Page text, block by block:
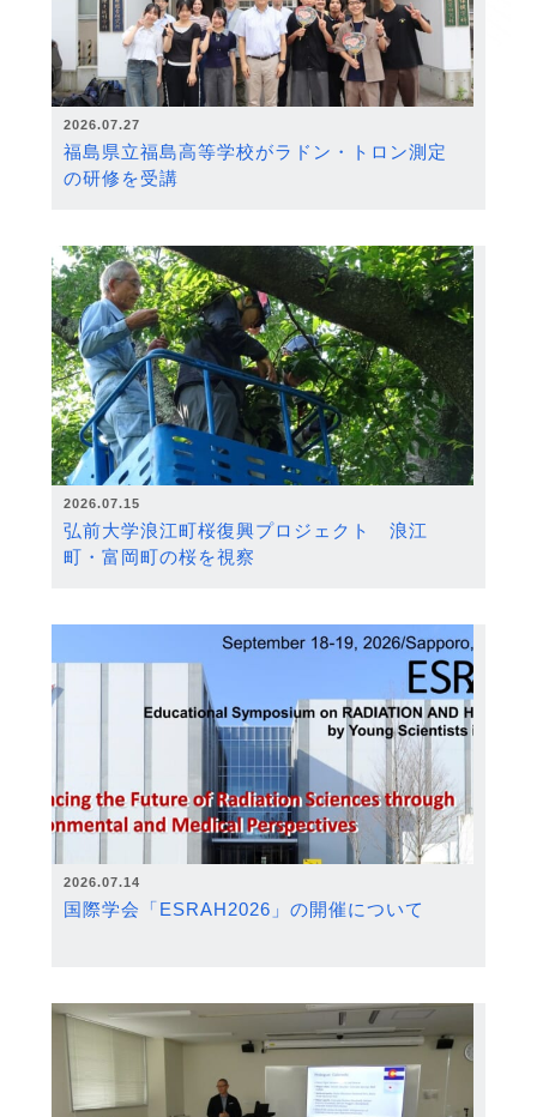
2026.07.27
福島県立福島高等学校がラドン・トロン測定
の研修を受講
2026.07.15
弘前大学浪江町桜復興プロジェクト 浪江
町・富岡町の桜を視察
2026.07.14
国際学会「ESRAH2026」の開催について